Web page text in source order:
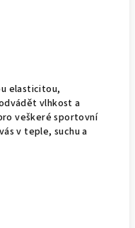
elasticitou,
vlhkost a
veškeré sportovní
v teple, suchu a